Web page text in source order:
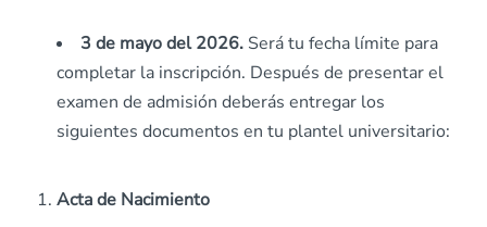
3 de mayo del 2026. Será tu fecha límite para
completar la inscripción. Después de presentar el
examen de admisión deberás entregar los
siguientes documentos en tu plantel universitario:
Acta de Nacimiento